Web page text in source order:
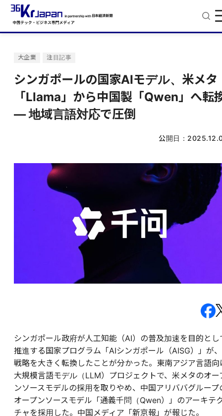
大企業 注目記事
シンガポールの国家AIモデル、米メタ
「Llama」から中国製「Qwen」へ転
— 地域言語対応で圧倒
公開日：
シンガポール政府が人工知能（AI）の普及加速を目的とし
推進する国家プログラム「AIシンガポール（AISG）」が、
戦略を大きく転換したことが分かった。東南アジア言語向
大規模言語モデル（LLM）プロジェクトで、米メタのオー
ンソースモデルの採用を取りやめ、中国アリババグループ
オープンソースモデル「通義千問（Qwen）」のアーキテ
チャを採用した。中国メディア「新京報」が報じた。